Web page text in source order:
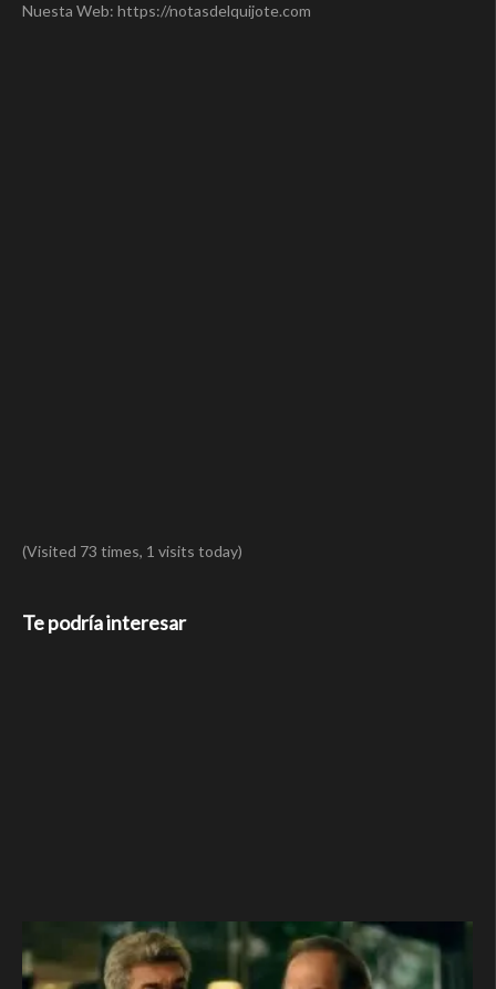
Nuesta Web: https://notasdelquijote.com
(Visited 73 times, 1 visits today)
Te podría interesar